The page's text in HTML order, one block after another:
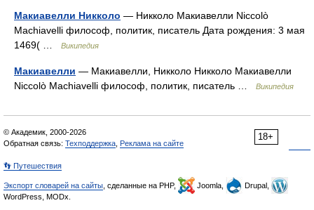
Макиавелли Никколо — Никколо Макиавелли Niccolò
Machiavelli философ, политик, писатель Дата рождения: 3 мая
1469( …
Википедия
Макиавелли — Макиавелли, Никколо Никколо Макиавелли
Niccolò Machiavelli философ, политик, писатель …
Википедия
18+
© Академик, 2000-2026
Обратная связь: Техподдержка Реклама на сайте
👣 Путешествия
Экспорт словарей на сайты , сделанные на PHP, Joomla,
Drupal,
WordPress, MODx.